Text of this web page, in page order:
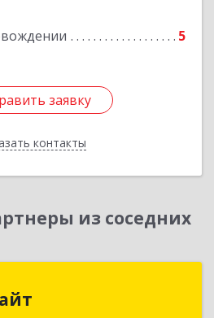
5
заявку
контакты
заявку
Назад
из соседних